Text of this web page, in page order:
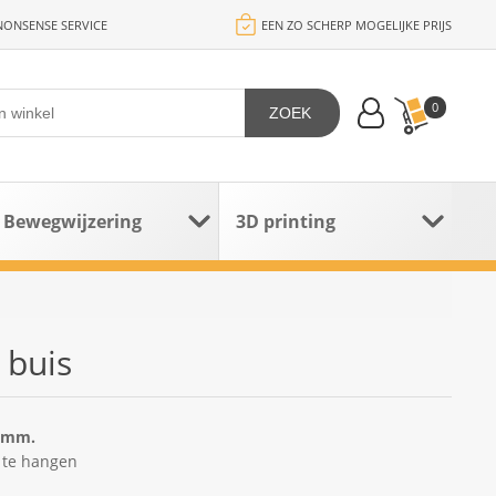
SERVICE EEN ZO SCHERP MOGELIJKE PRIJS
0
ZOEK
Bewegwijzering 3D printing
hangen